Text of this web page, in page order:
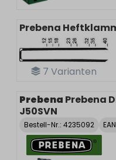
7 Varianten
Prebena
Prebena Prebena
J50SVN
Bestell-Nr.: 4235092